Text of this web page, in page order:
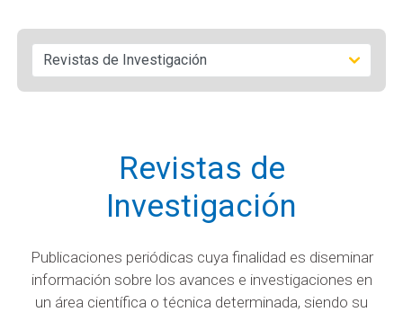
Revistas de
Investigación
Publicaciones periódicas cuya finalidad es diseminar
información sobre los avances e investigaciones en
un área científica o técnica determinada, siendo su